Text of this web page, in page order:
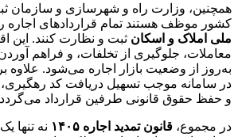
همچنین، وزارت راه و شهرسازی و سازمان
کشور موظف هستند تمام قراردادهای اجاره
ملی املاک و اسکان ثبت و نظارت کنند. این
معاملات، جلوگیری از تخلفات، و فراهم
به‌روز از وضعیت بازار اجاره می‌شود. علاوه بر
در سامانه موجب تسهیل دریافت کد رهگیری،
و حفظ حقوق قانونی طرفین قرارداد
در مجموع، قانون تمدید اجاره ۱۴۰۵
نه تنها